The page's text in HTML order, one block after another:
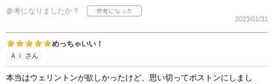
参考になりましたか？
2023/01/31
めっちゃいい！
Ａｉ さん
本当はウェリントンが欲しかったけど、思い切ってボストンにしまし